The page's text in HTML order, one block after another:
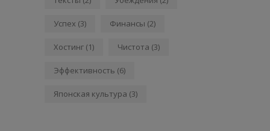
Успех (3) Финансы (2)
Хостинг (1) Чистота (3)
Эффективность (6)
Японская культура (3)